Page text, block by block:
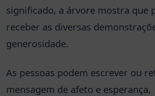
significado, a árvore mostra que
receber as diversas
generosidade.
As pessoas podem escrever ou
mensagem de afeto e esperança,